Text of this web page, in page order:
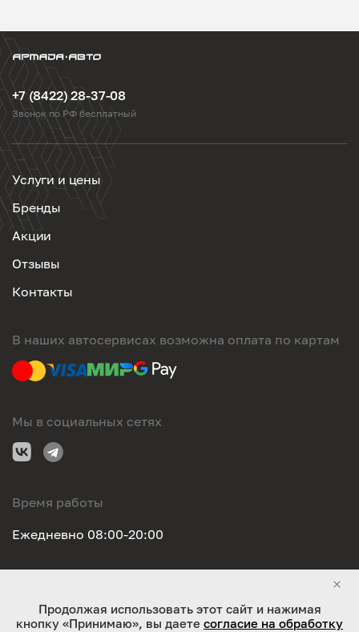
+7 (8422) 28-37-08
Звонок по РФ бесплатный
Услуги и цены
Бренды
Акции
Отзывы
Контакты
В наших автосервисах возможна оплата по картам
Мы в социальных сетях
Время работы
Ежедневно 08:00-20:00
ООО "Оригинал-сервис". Все права защищены 2026
Продолжая использовать этот сайт и нажимая
кнопку «Принимаю», вы даете согласие на обработку